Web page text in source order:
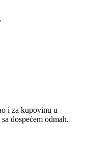
i za kupovinu u
dospećem odmah.